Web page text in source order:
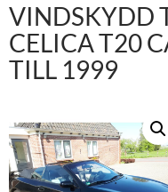
VINDSKYDD
CELICA T20
TILL 1999